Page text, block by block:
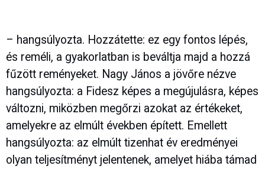
– hangsúlyozta. Hozzátette: ez egy fontos lépés,
és reméli, a gyakorlatban is beváltja majd a hozzá
fűzött reményeket. Nagy János a jövőre nézve
hangsúlyozta: a Fidesz képes a megújulásra, képes
változni, miközben megőrzi azokat az értékeket,
amelyekre az elmúlt években épített. Emellett
hangsúlyozta: az elmúlt tizenhat év eredményei
olyan teljesítményt jelentenek, amelyet hiába támad